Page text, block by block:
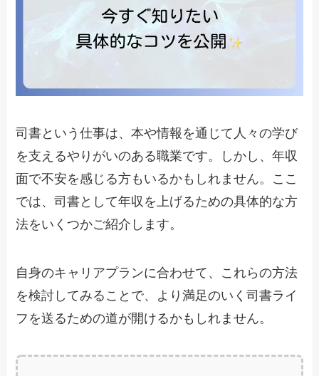
司書という仕事は、本や情報を通じて人々の学び
を支えるやりがいのある職業です。しかし、年収
面で不安を感じる方もいるかもしれません。ここ
では、司書として年収を上げるための具体的な方
法をいくつかご紹介します。
自身のキャリアプランに合わせて、これらの方法
を検討してみることで、より満足のいく司書ライ
フを送るための道が開けるかもしれません。